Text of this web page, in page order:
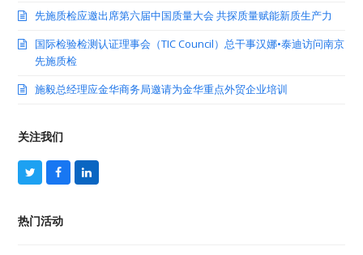
先施质检应邀出席第六届中国质量大会 共探质量赋能新质生产力
国际检验检测认证理事会（TIC Council）总干事汉娜•泰迪访问南京
先施质检
施毅总经理应金华商务局邀请为金华重点外贸企业培训
关注我们
T
w
t
t
F
a
b
L
i
热门活动